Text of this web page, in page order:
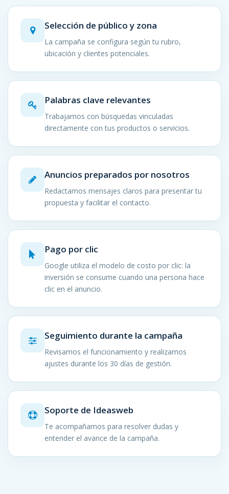
Selección de público y zona
La campaña se configura según tu rubro,
ubicación y clientes potenciales.
Palabras clave relevantes
Trabajamos con búsquedas vinculadas
directamente con tus productos o servicios.
Anuncios preparados por nosotros
Redactamos mensajes claros para presentar tu
propuesta y facilitar el contacto.
Pago por clic
Google utiliza el modelo de costo por clic: la
inversión se consume cuando una persona hace
clic en el anuncio.
Seguimiento durante la campaña
Revisamos el funcionamiento y realizamos
ajustes durante los 30 días de gestión.
Soporte de Ideasweb
Te acompañamos para resolver dudas y
entender el avance de la campaña.